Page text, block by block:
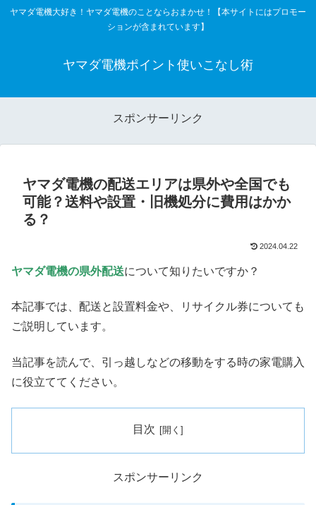
ヤマダ電機大好き！ヤマダ電機のことならおまかせ！【本サイトにはプロモー
ションが含まれています】
ヤマダ電機ポイント使いこなし術
スポンサーリンク
ヤマダ電機の配送エリアは県外や全国でも
可能？送料や設置・旧機処分に費用はかか
る？
2024.04.22
ヤマダ電機の県外配送について知りたいですか？
本記事では、配送と設置料金や、リサイクル券についても
ご説明しています。
当記事を読んで、引っ越しなどの移動をする時の家電購入
に役立ててください。
目次
スポンサーリンク